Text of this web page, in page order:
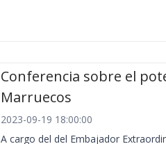
Conferencia sobre el
Marruecos
2023-09-19 18:00:00
A cargo del del Embajador